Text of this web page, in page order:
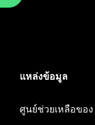
แหล่งข้อมูล
ศูนย์ช่วยเหลือขอ